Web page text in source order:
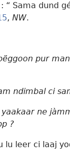
“ Sama dund
, NW.
pur
ndimbal ci
ne
?
lu leer ci laaj